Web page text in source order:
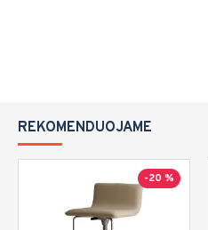
REKOMENDUOJAME
-20 %